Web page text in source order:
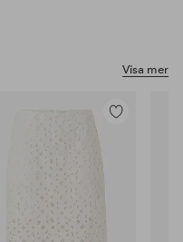
Visa mer
Lägg